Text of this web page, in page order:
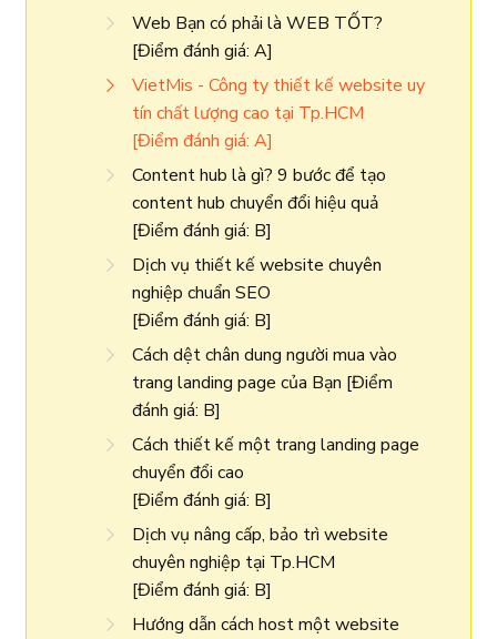
Web Bạn có phải là WEB TỐT?
[Điểm đánh giá: A]
VietMis - Công ty thiết kế website uy
tín chất lượng cao tại Tp.HCM
[Điểm đánh giá: A]
Content hub là gì? 9 bước để tạo
content hub chuyển đổi hiệu quả
[Điểm đánh giá: B]
Dịch vụ thiết kế website chuyên
nghiệp chuẩn SEO
[Điểm đánh giá: B]
Cách dệt chân dung người mua vào
trang landing page của Bạn [Điểm
đánh giá: B]
Cách thiết kế một trang landing page
chuyển đổi cao
[Điểm đánh giá: B]
Dịch vụ nâng cấp, bảo trì website
chuyên nghiệp tại Tp.HCM
[Điểm đánh giá: B]
Hướng dẫn cách host một website